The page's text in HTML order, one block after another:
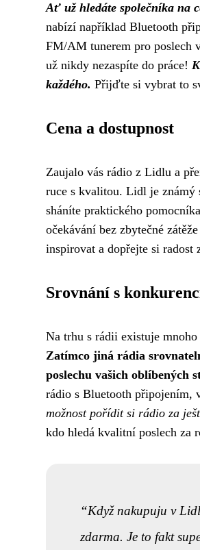
Ať už hledáte společníka na
nabízí například Bluetooth
FM/AM tunerem pro poslech
už nikdy nezaspíte do práce!
každého. Přijďte si vybrat to
Cena a dostupnost
Zaujalo vás rádio z Lidlu a
ruce s kvalitou. Lidl je známý
sháníte praktického
očekávání bez zbytečné
inspirovat a dopřejte si
Srovnání s
Na trhu s rádii existuje
Zatímco jiná rádia
poslechu vašich oblíbených
rádio s Bluetooth připojením,
možnost pořídit si rádio za
kdo hledá kvalitní poslech za
Když nakupuju v
zdarma. Je to fakt